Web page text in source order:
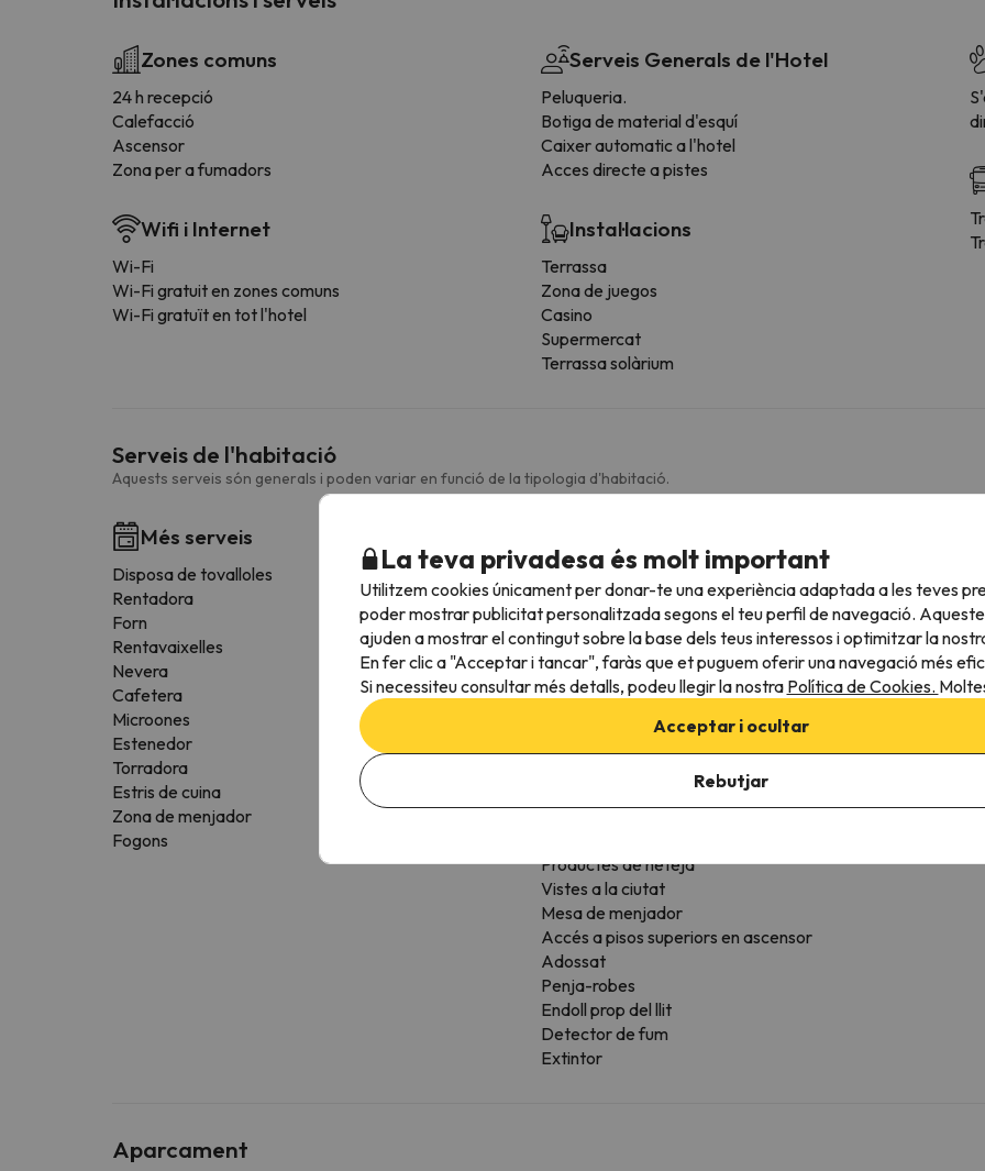
Zones comuns
24 h recepció
Calefacció
Ascensor
Zona per a fumadors
Wifi i Internet
Wi-Fi
Wi-Fi gratuit en zones comuns
Wi-Fi gratuït en tot l'hotel
Serveis Generals de l'Hotel
Peluqueria.
Botiga de material d'esquí
Caixer automatic a l'hotel
Acces directe a pistes
Instal·lacions
Terrassa
Zona de juegos
Casino
Supermercat
Terrassa solàrium
Serveis de l'habitació
Aquests serveis són generals i poden variar en funció de la tipologia d'habitació.
Més serveis
Disposa de tovalloles
Rentadora
Forn
Rentavaixelles
Nevera
Cafetera
Microones
Estenedor
Torradora
Estris de cuina
Zona de menjador
Fogons
Televisió
Reproductor DVDs
Radio
Zona de cuina
Balcó o terrassa
Assecador de cabell
Sòl de fusta o parquet
Productes de neteja
Vistes a la ciutat
Mesa de menjador
Accés a pisos superiors en ascensor
Adossat
Penja-robes
Endoll prop del llit
Detector de fum
Extintor
Aparcament
La teva privadesa és molt important
Utilitzem cookies únicament per donar-te una experiència adaptada a les teves
poder mostrar publicitat personalitzada segons el teu perfil de navegació.
ajuden a mostrar el contingut sobre la base dels teus interessos i optimitzar la
En fer clic a "Acceptar i tancar", faràs que et puguem oferir una navegació més
Si necessiteu consultar més detalls, podeu llegir la nostra Política de Cookies.
Acceptar i ocultar
Rebutjar